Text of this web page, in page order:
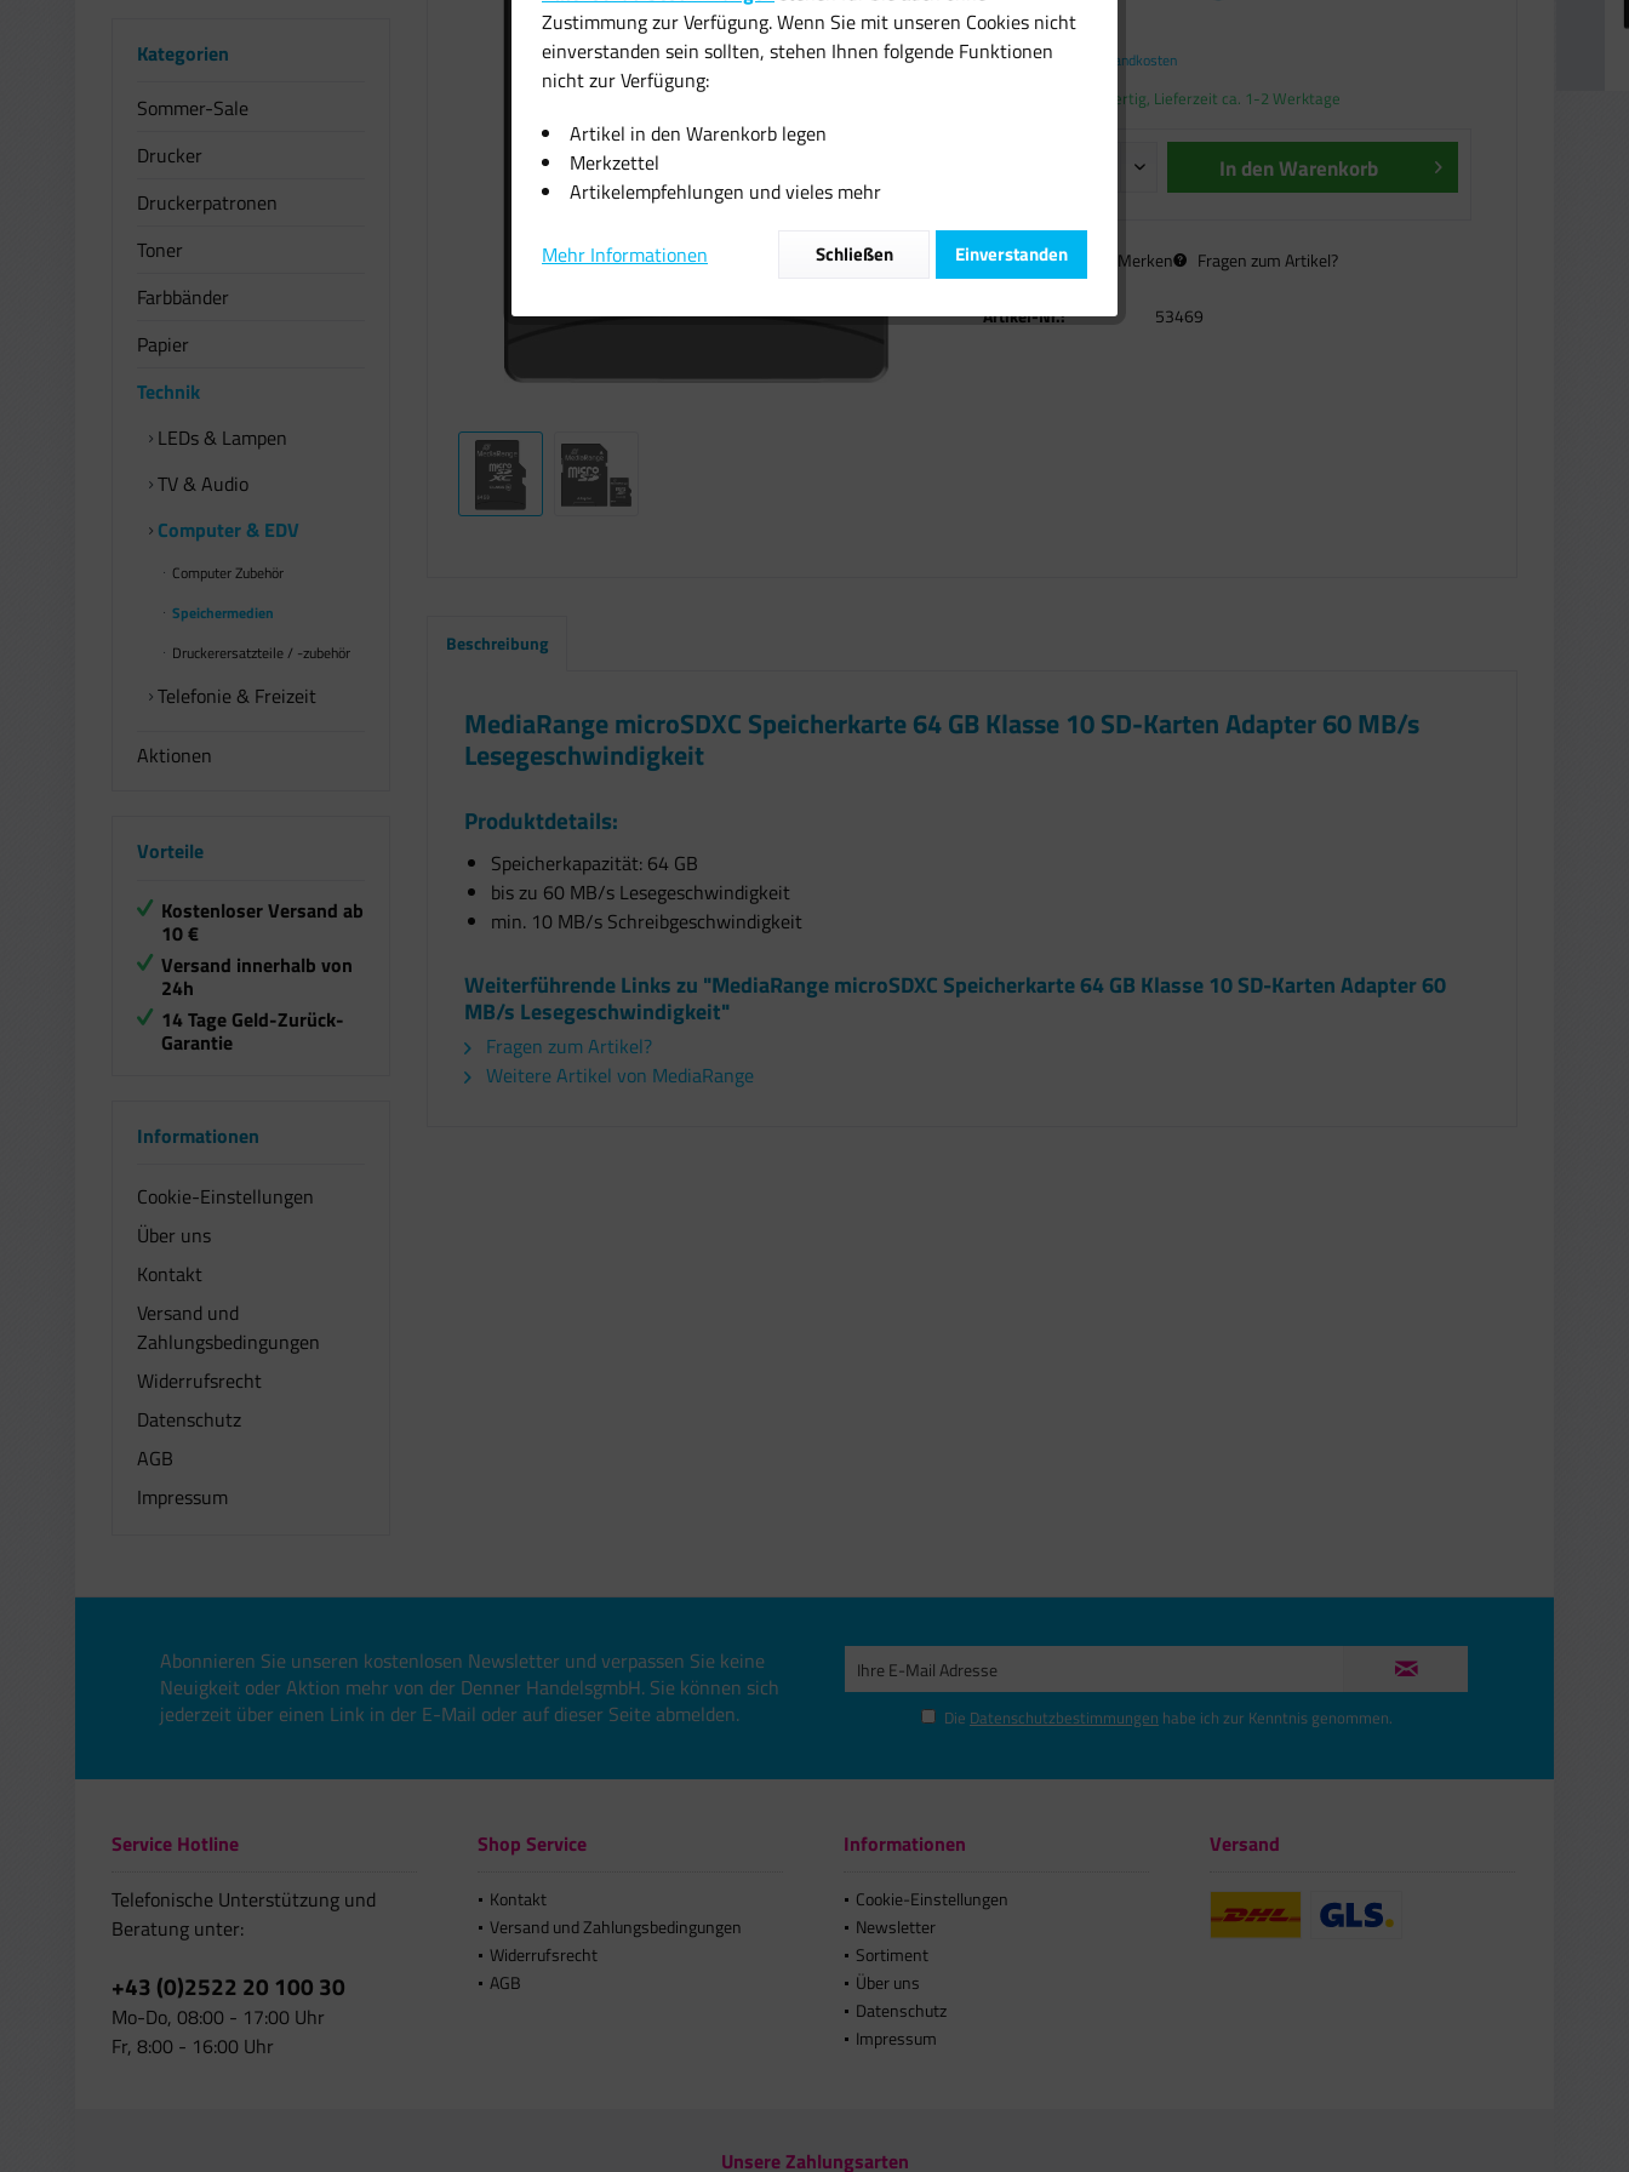
Kategorien
Sommer-Sale
Drucker
Druckerpatronen
Toner
Farbbänder
Papier
Technik
LEDs & Lampen
TV & Audio
Computer & EDV
Computer Zubehör
Speichermedien
Druckerersatzteile / -zubehör
Telefonie & Freizeit
Aktionen
Vorteile
Kostenloser Versand ab
10 €
Versand innerhalb von
24h
14 Tage Geld-Zurück-
Garantie
Informationen
Cookie-Einstellungen
Über uns
Kontakt
Versand und
Zahlungsbedingungen
Widerrufsrecht
Datenschutz
AGB
Impressum
10,99 € *
inkl. MwSt. zzgl. Versandkosten
Sofort versandfertig, Lieferzeit ca. 1-2 Werktage
In denWarenkorb
Vergleichen Merken Fragen zum Artikel?
Artikel-Nr.: 53469
Beschreibung
MediaRange microSDXC Speicherkarte 64 GB Klasse 10 SD-Karten Adapter 60 MB/s
Lesegeschwindigkeit
Produktdetails:
Speicherkapazität: 64 GB
bis zu 60 MB/s Lesegeschwindigkeit
min. 10 MB/s Schreibgeschwindigkeit
Weiterführende Links zu "MediaRange microSDXC Speicherkarte 64 GB Klasse 10 SD-Karten Adapter 60
MB/s Lesegeschwindigkeit"
Fragen zum Artikel?
Weitere Artikel von MediaRange
Abonnieren Sie unseren kostenlosen Newsletter und verpassen Sie keine
Neuigkeit oder Aktion mehr von der Denner HandelsgmbH. Sie können sich
jederzeit über einen Link in der E-Mail oder auf dieser Seite abmelden.
Die Datenschutzbestimmungen habe ich zur Kenntnis genommen.
Service Hotline
Telefonische Unterstützung und
Beratung unter:
+43 (0)2522 20 100 30
Mo-Do, 08:00 - 17:00 Uhr
Fr, 8:00 - 16:00 Uhr
Shop Service
Kontakt
Versand und Zahlungsbedingungen
Widerrufsrecht
AGB
Informationen
Cookie-Einstellungen
Newsletter
Sortiment
Über uns
Datenschutz
Impressum
Versand
Unsere Zahlungsarten
Zustimmung zur Verfügung. Wenn Sie mit unseren Cookies nicht
einverstanden sein sollten, stehen Ihnen folgende Funktionen
nicht zur Verfügung:
Artikel in den Warenkorb legen
Merkzettel
Artikelempfehlungen und vieles mehr
Mehr Informationen Einverstanden
Schließen